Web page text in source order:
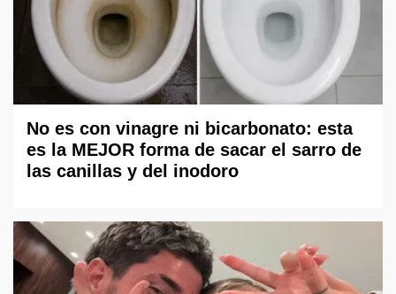
No es con vinagre ni bicarbonato: esta
es la MEJOR forma de sacar el sarro de
las canillas y del inodoro